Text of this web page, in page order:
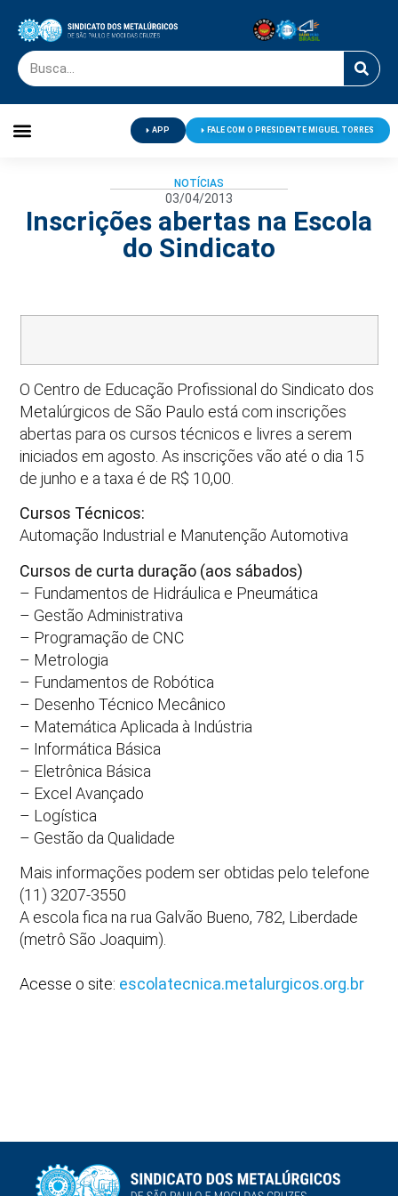
APP FALE COM O PRESIDENTE MIGUEL TORRES
NOTÍCIAS
03/04/2013
Inscrições abertas na Escola
do Sindicato
O Centro de Educação Profissional do Sindicato dos
Metalúrgicos de São Paulo está com inscrições
abertas para os cursos técnicos e livres a serem
iniciados em agosto. As inscrições vão até o dia 15
de junho e a taxa é de R$ 10,00.
Cursos Técnicos:
Automação Industrial e Manutenção Automotiva
Cursos de curta duração (aos sábados)
– Fundamentos de Hidráulica e Pneumática
– Gestão Administrativa
– Programação de CNC
– Metrologia
– Fundamentos de Robótica
– Desenho Técnico Mecânico
– Matemática Aplicada à Indústria
– Informática Básica
– Eletrônica Básica
– Excel Avançado
– Logística
– Gestão da Qualidade
Mais informações podem ser obtidas pelo telefone
(11) 3207-3550
A escola fica na rua Galvão Bueno, 782, Liberdade
(metrô São Joaquim).
Acesse o site: escolatecnica.metalurgicos.org.br